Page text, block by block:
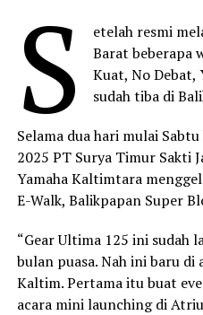
S
etelah resmi
Barat beberapa
Kuat, No Debat,
sudah tiba di
Selama dua hari mulai
2025 PT Surya Timur Sakti
Yamaha Kaltimtara
E-Walk, Balikpapan Super
“Gear Ultima 125 ini sudah
bulan puasa. Nah ini baru di
Kaltim. Pertama itu buat
acara mini launching di